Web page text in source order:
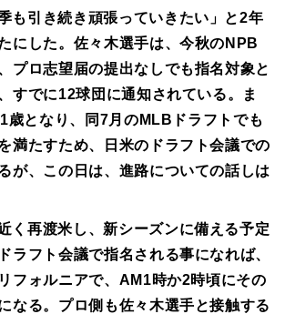
も引き続き頑張っていきたい」と2年
にした。佐々木選手は、今秋のNPB
プロ志望届の提出なしでも指名対象と
すでに12球団に通知されている。ま
歳となり、同7月のMLBドラフトでも
満たすため、日米のドラフト会議での
が、この日は、進路についての話しは
く再渡米し、新シーズンに備える予定
ラフト会議で指名される事になれば、
フォルニアで、AM1時か2時頃にその
なる。プロ側も佐々木選手と接触する